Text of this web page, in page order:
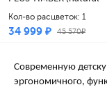
полипропиленовые
Кол-во расцветок: 1
34 999 ₽ 45 570₽
Современную
эргономичного,